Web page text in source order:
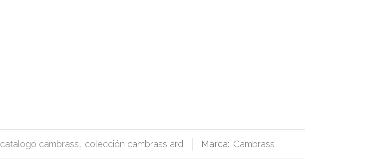
catalogo cambrass, colección cambrass ardi Marca: Cambrass